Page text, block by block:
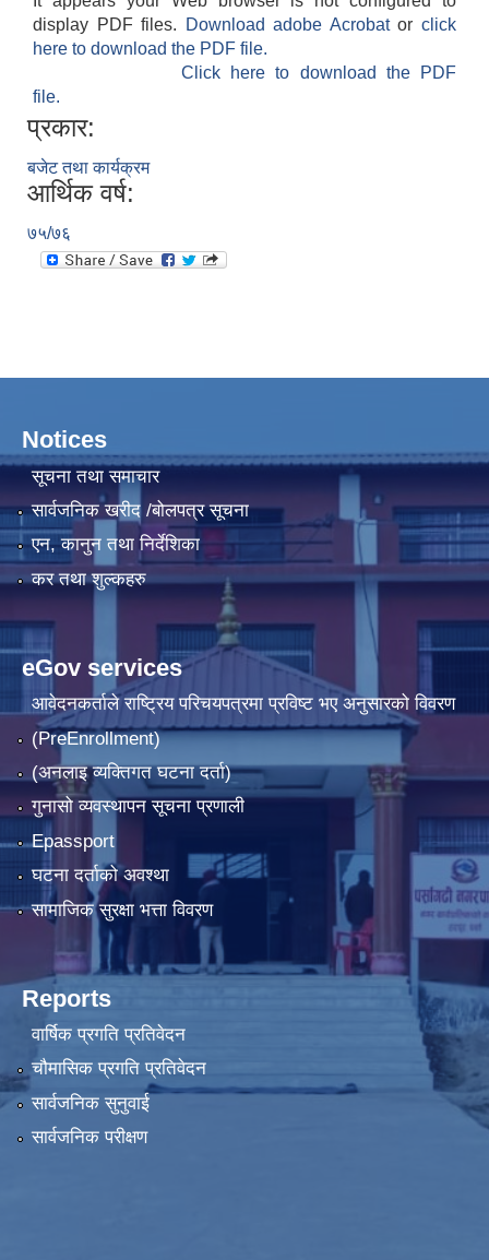
display PDF files.
Download adobe Acrobatorclick
here to download the PDF file.
Click here to download the PDF
file.
प्रकार:
बजेट तथा कार्यक्रम
आर्थिक वर्ष:
७५/७६
Notices
सूचना तथा समाचार
सार्वजनिक खरीद /बोलपत्र सूचना
एन, कानुन तथा निर्देशिका
कर तथा शुल्कहरु
eGov services
आवेदनकर्ताले राष्‍ट्रिय परिचयपत्रमा प्रविष्ट भए अनुसारको विवरण
(PreEnrollment)
(अनलाइ व्यक्तिगत घटना दर्ता)
गुनासो व्यवस्थापन सूचना प्रणाली
Epassport
घटना दर्ताको अवश्था
सामाजिक सुरक्षा भत्ता विवरण
Reports
वार्षिक प्रगति प्रतिवेदन
चौमासिक प्रगति प्रतिवेदन
सार्वजनिक सुनुवाई
सार्वजनिक परीक्षण